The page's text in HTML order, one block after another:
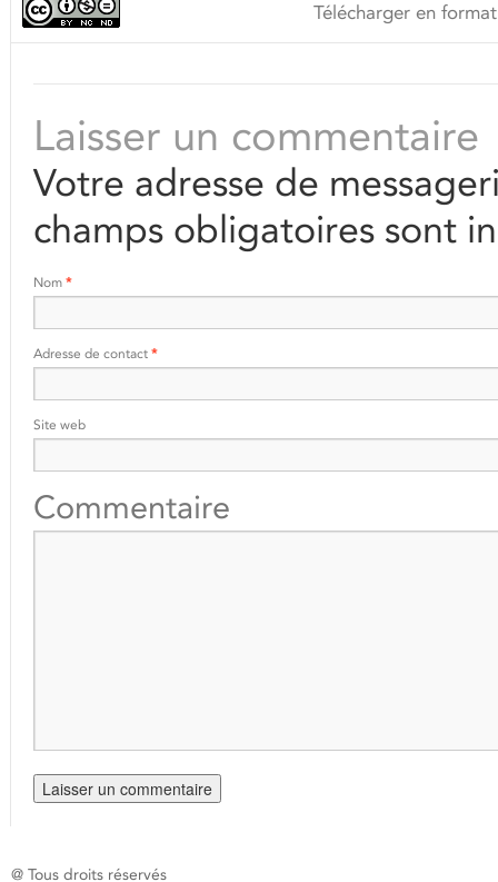
Télécharger en
Laisser un commentaire
Votre adresse de
champs obligatoires sont
Nom *
Adresse de contact *
Site web
Commentaire
@ Tous droits réservés